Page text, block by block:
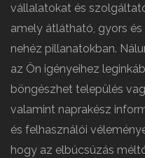
vállalatokat és
amely átlátható, gyors
nehéz pillanatokban.
az Ön igényeihez
böngészhet település
valamint naprakész
és felhasználói
hogy az elbúcsúzás